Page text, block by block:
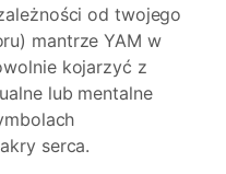
od twojego
mantrze YAM w
kojarzyć z
lub mentalne
serca.